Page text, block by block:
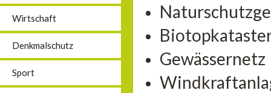
Wirtschaft
Denkmalschutz
Sport
Gewässernetz